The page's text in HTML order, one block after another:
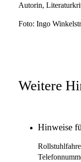
Autorin,
Foto: Ingo
Weitere
Hinweise